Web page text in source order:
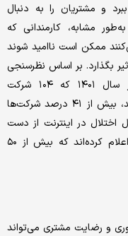
و مشتریان را به دنبال
مشابه، کارمندانی که
ممکن است ناامید شوند
بگذارد. بر اساس نظرسنجی
سازمان نظام صنفی و رایانه‌ای کشور در سال ۱۴۰۱ که ۱۰۴ شرکت
زیرمجموعه این سازمان در آن شرکت کرده‌اند، بیش از ۴۱ درصد شرکت‌ها
دلیل اختلال در اینترنت از دست
داده‌اند و ۴۷ درصد از پاسخ‌دهندگان نیز اعلام کرده‌اند که بیش از ۵۰
و رضایت مشتری می‌تواند